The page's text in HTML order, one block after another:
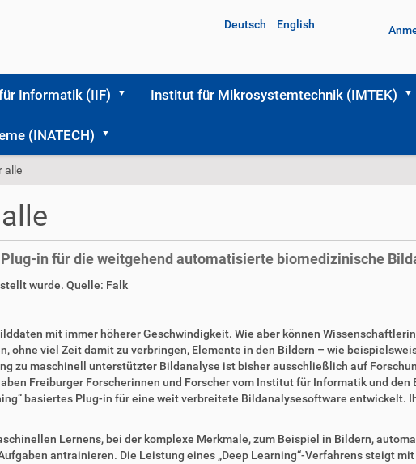
Deutsch English
Informatik (IIF) Institut für Mikrosystemtechnik (IMTEK)
(INATECH)
alle
in für die weitgehend automatisierte biomedizinische
wurde. Quelle: Falk
mit immer höherer Geschwindigkeit. Wie aber können
ohne viel Zeit damit zu verbringen, Elemente in den Bildern – wie
zu maschinell unterstützter Bildanalyse ist bisher ausschließlich auf
Freiburger Forscherinnen und Forscher vom Institut für Informatik und
basiertes Plug-in für eine weit verbreitete Bildanalysesoftware entwickelt.
Lernens, bei der komplexe Merkmale, zum Beispiel in Bildern,
antrainieren. Die Leistung eines „Deep Learning“-Verfahrens steigt